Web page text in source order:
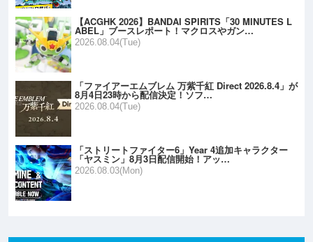
【ACGHK 2026】BANDAI SPIRITS「30 MINUTES L
ABEL」ブースレポート！マクロスやガン…
2026.08.04(Tue)
「ファイアーエムブレム 万紫千紅 Direct 2026.8.4」が
8月4日23時から配信決定！ソフ…
2026.08.04(Tue)
「ストリートファイター6」Year 4追加キャラクター
「ヤスミン」8月3日配信開始！アッ…
2026.08.03(Mon)